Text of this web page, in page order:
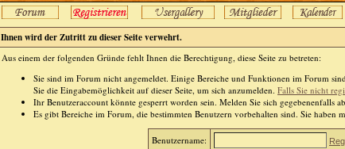
Ihnen wird der Zutritt zu dieser Seite verwehrt.
Aus einem der folgenden Gründe fehlt Ihnen die Berechtigung, diese Seite zu betreten:
Sie sind im Forum nicht angemeldet. Einige Bereiche und Funktionen im Forum
Sie die Eingabemöglichkeit auf dieser Seite, um sich anzumelden. Falls Sie nicht
Ihr Benutzeraccount könnte gesperrt worden sein. Melden Sie sich gegebenenfalls
Es gibt Bereiche im Forum, die bestimmten Benutzern vorbehalten sind. Sie haben
Benutzername: